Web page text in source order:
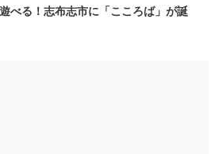
べる！志布志市に「こころば」が誕